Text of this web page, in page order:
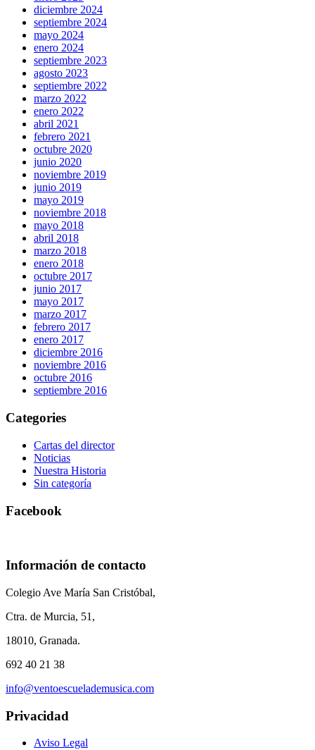
diciembre 2024
septiembre 2024
mayo 2024
enero 2024
septiembre 2023
agosto 2023
septiembre 2022
marzo 2022
enero 2022
abril 2021
febrero 2021
octubre 2020
junio 2020
noviembre 2019
junio 2019
mayo 2019
noviembre 2018
mayo 2018
abril 2018
marzo 2018
enero 2018
octubre 2017
junio 2017
mayo 2017
marzo 2017
febrero 2017
enero 2017
diciembre 2016
noviembre 2016
octubre 2016
septiembre 2016
Categories
Cartas del director
Noticias
Nuestra Historia
Sin categoría
Facebook
Información de contacto
Colegio Ave María San Cristóbal,
Ctra. de Murcia, 51,
18010, Granada.
692 40 21 38
info@ventoescuelademusica.com
Privacidad
Aviso Legal